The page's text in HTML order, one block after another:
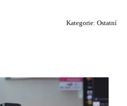
Kategorie: Ostatní